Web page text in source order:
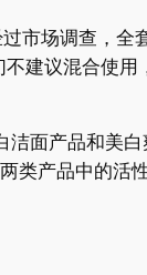
场调查，全
建议混合使用
产品和美白
类产品中的